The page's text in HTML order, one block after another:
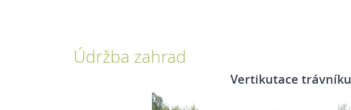
Údržba zahrad
Vertikutace trávníku